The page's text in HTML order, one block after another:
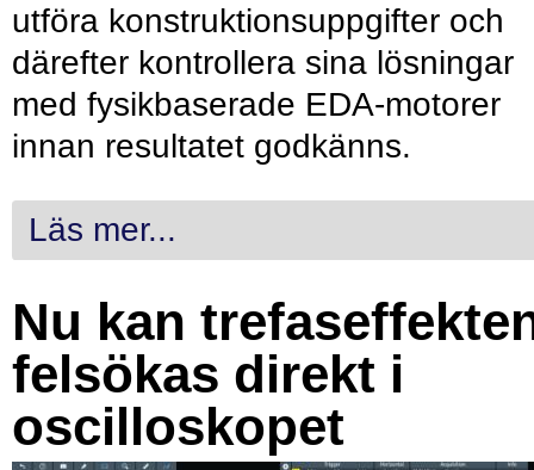
utföra konstruktionsuppgifter och
därefter kontrollera sina lösningar
med fysikbaserade EDA-motorer
innan resultatet godkänns.
Läs mer...
Nu kan
felsökas direkt i
oscilloskopet